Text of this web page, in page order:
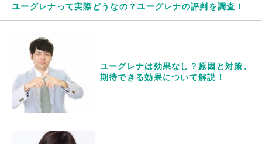
ユーグレナって実際どうなの？ユーグレナの評判を調査！
ユーグレナは効果なし？原因と対策、
期待できる効果について解説！